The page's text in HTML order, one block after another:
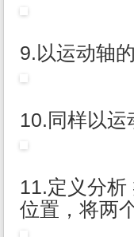
9.以运动轴
10.同样以
11.定义分
位置，将两